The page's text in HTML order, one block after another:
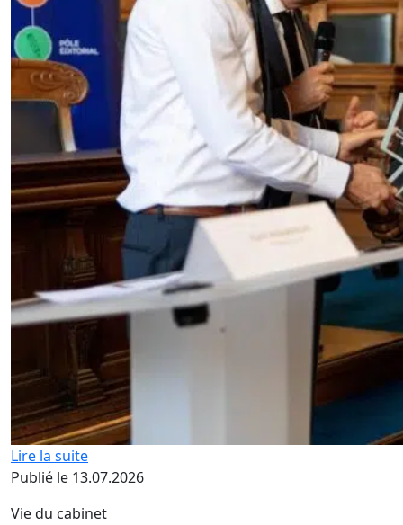
Lire la suite
Publié le 13.07.2026
Vie du cabinet